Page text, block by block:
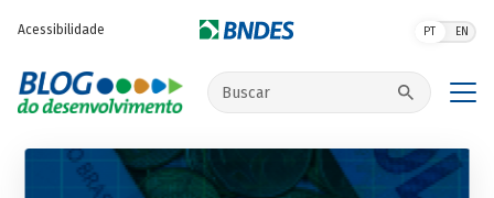
Acessibilidade PT EN
Buscar no site